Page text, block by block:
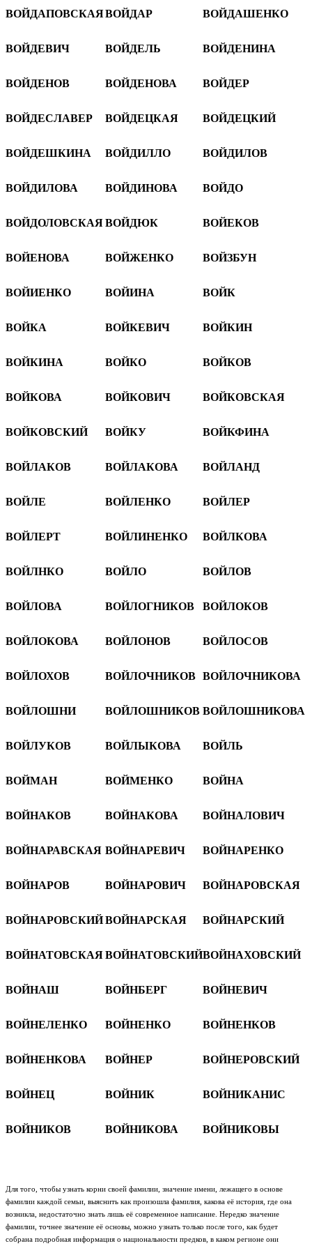
ВОЙДАПОВСКАЯВОЙДАР ВОЙДАШЕНКО
ВОЙДЕВИЧ ВОЙДЕЛЬ ВОЙДЕНИНА
ВОЙДЕНОВ ВОЙДЕНОВА ВОЙДЕР
ВОЙДЕСЛАВЕР ВОЙДЕЦКАЯ ВОЙДЕЦКИЙ
ВОЙДЕШКИНА ВОЙДИЛЛО ВОЙДИЛОВ
ВОЙДИЛОВА ВОЙДИНОВА ВОЙДО
ВОЙДОЛОВСКАЯВОЙДЮК ВОЙЕКОВ
ВОЙЕНОВА ВОЙЖЕНКО ВОЙЗБУН
ВОЙИЕНКО ВОЙИНА ВОЙК
ВОЙКА ВОЙКЕВИЧ ВОЙКИН
ВОЙКИНА ВОЙКО ВОЙКОВ
ВОЙКОВА ВОЙКОВИЧ ВОЙКОВСКАЯ
ВОЙКОВСКИЙ ВОЙКУ ВОЙКФИНА
ВОЙЛАКОВ ВОЙЛАКОВА ВОЙЛАНД
ВОЙЛЕ ВОЙЛЕНКО ВОЙЛЕР
ВОЙЛЕРТ ВОЙЛИНЕНКО ВОЙЛКОВА
ВОЙЛНКО ВОЙЛО ВОЙЛОВ
ВОЙЛОВА ВОЙЛОГНИКОВ ВОЙЛОКОВ
ВОЙЛОКОВА ВОЙЛОНОВ ВОЙЛОСОВ
ВОЙЛОХОВ ВОЙЛОЧНИКОВ ВОЙЛОЧНИКОВА
ВОЙЛОШНИ ВОЙЛОШНИКОВ ВОЙЛОШНИКОВА
ВОЙЛУКОВ ВОЙЛЫКОВА ВОЙЛЬ
ВОЙМАН ВОЙМЕНКО ВОЙНА
ВОЙНАКОВ ВОЙНАКОВА ВОЙНАЛОВИЧ
ВОЙНАРАВСКАЯ ВОЙНАРЕВИЧ ВОЙНАРЕНКО
ВОЙНАРОВ ВОЙНАРОВИЧ ВОЙНАРОВСКАЯ
ВОЙНАРОВСКИЙВОЙНАРСКАЯ ВОЙНАРСКИЙ
ВОЙНАТОВСКАЯВОЙНАТОВСКИЙВОЙНАХОВСКИЙ
ВОЙНАШ ВОЙНБЕРГ ВОЙНЕВИЧ
ВОЙНЕЛЕНКО ВОЙНЕНКО ВОЙНЕНКОВ
ВОЙНЕНКОВА ВОЙНЕР ВОЙНЕРОВСКИЙ
ВОЙНЕЦ ВОЙНИК ВОЙНИКАНИС
ВОЙНИКОВ ВОЙНИКОВА ВОЙНИКОВЫ
Для того, чтобы узнать корни своей фамилии, значение имени, лежащего в основе
фамилии каждой семьи, выяснить как произошла фамилия, какова её история, где она
возникла, недостаточно знать лишь её современное написание. Нередко значение
фамилии, точнее значение её основы, можно узнать только после того, как будет
собрана подробная информация о национальности предков, в каком регионе они